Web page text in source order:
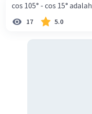
cos 105° - cos 15° adalah
17 5.0